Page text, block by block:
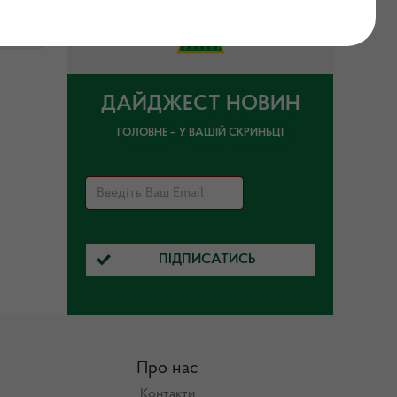
ДАЙДЖЕСТ НОВИН
ГОЛОВНЕ – У ВАШІЙ СКРИНЬЦІ
ПІДПИСАТИСЬ
Про нас